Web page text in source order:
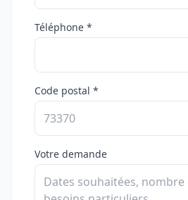
Téléphone *
Code postal *
Votre demande